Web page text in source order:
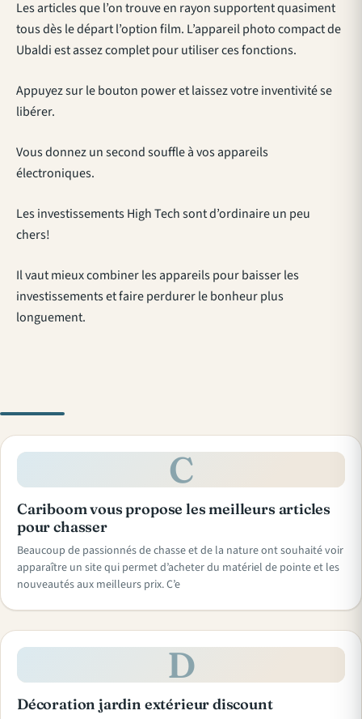
Les articles que l’on trouve en rayon supportent quasiment
tous dès le départ l’option film. L’appareil photo compact de
Ubaldi est assez complet pour utiliser ces fonctions.
Appuyez sur le bouton power et laissez votre inventivité se
libérer.
Vous donnez un second souffle à vos appareils
électroniques.
Les investissements High Tech sont d’ordinaire un peu
chers!
Il vaut mieux combiner les appareils pour baisser les
investissements et faire perdurer le bonheur plus
longuement.
C
Cariboom vous propose les meilleurs articles
pour chasser
Beaucoup de passionnés de chasse et de la nature ont souhaité voir
apparaître un site qui permet d’acheter du matériel de pointe et les
nouveautés aux meilleurs prix. C’e
D
Décoration jardin extérieur discount